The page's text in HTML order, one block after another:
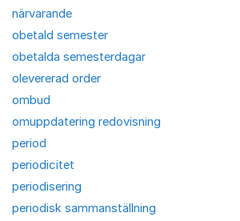
närvarande
obetald semester
obetalda semesterdagar
olevererad order
ombud
omuppdatering redovisning
period
periodicitet
periodisering
periodisk sammanställning